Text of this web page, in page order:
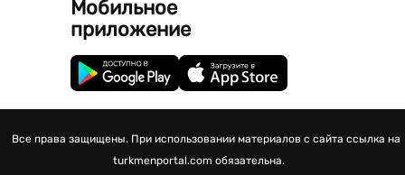
Мобильное
приложение
Все права защищены. При использовании материалов с сайта ссылка на
turkmenportal.com обязательна.